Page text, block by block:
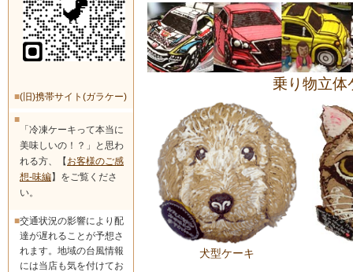
■(旧)携帯サイト(ガラケー)
■
「冷凍ケーキって本当に
美味しいの！？」と思わ
れる方、【 お客様のご感
想-味編】をご覧くださ
い。
■交通状況の影響により配
達が遅れることが予想さ
れます。地域の台風情報
には当店も気を付けてお
乗り物立体
犬型ケーキ